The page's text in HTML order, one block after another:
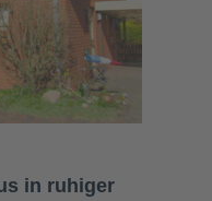
in ruhiger